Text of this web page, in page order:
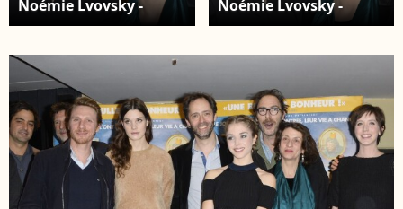
Noémie Lvovsky -
Avant-première du film
cinéma UGC Ciné Cité
des Halles à Paris, le 22
mars 2016. © Coadic
Guirec/Bestimage
Noémie Lvovsky -
Avant-première du film
des Halles à Paris, le 22
mars 2016. © Coadic
Guirec/Bestimage